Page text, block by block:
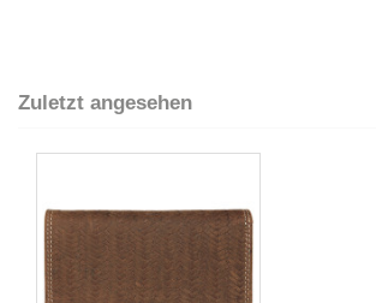
Zuletzt angesehen